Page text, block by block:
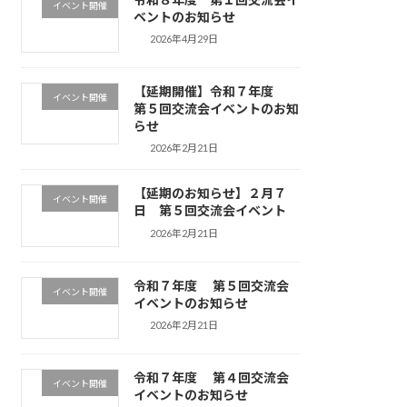
イベント開催
ベントのお知らせ
2026年4月29日
イベント開催
【延期開催】令和７年度
第５回交流会イベントのお知
らせ
2026年2月21日
イベント開催
【延期のお知らせ】２月７
日 第５回交流会イベント
2026年2月21日
イベント開催
令和７年度 第５回交流会
イベントのお知らせ
2026年2月21日
イベント開催
令和７年度 第４回交流会
イベントのお知らせ